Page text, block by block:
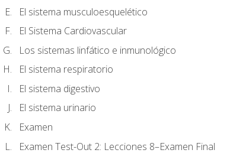
El sistema musculoesquelético
El Sistema Cardiovascular
Los sistemas linfático e inmunológico
El sistema respiratorio
El sistema digestivo
El sistema urinario
Examen
Examen Test-Out 2: Lecciones 8–Examen Final